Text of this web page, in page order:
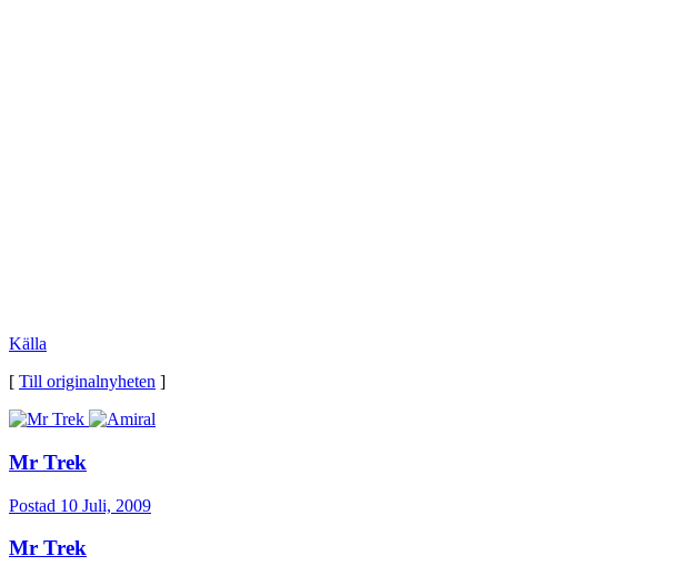
Källa
[ Till originalnyheten ]
Mr Trek
Postad 10 Juli, 2009
Mr Trek